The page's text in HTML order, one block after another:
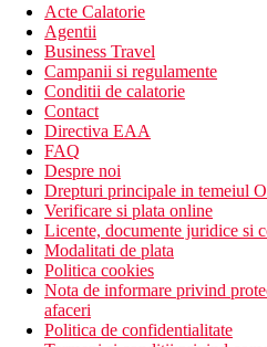
Acte Calatorie
Agentii
Business Travel
Campanii si regulamente
Conditii de calatorie
Contact
Directiva EAA
FAQ
Despre noi
Drepturi principale in temeiul
Verificare si plata online
Licente, documente juridice si
Modalitati de plata
Politica cookies
Nota de informare privind
afaceri
Politica de confidentialitate